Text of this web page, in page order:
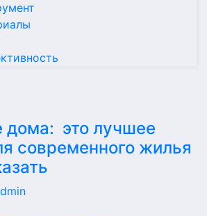
это лучшее
современного жилья